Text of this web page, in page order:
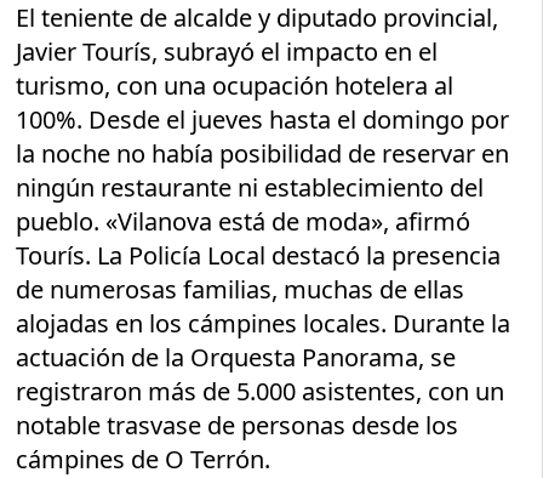
El teniente de alcalde y diputado provincial,
Javier Tourís, subrayó el impacto en el
turismo, con una ocupación hotelera al
100%. Desde el jueves hasta el domingo por
la noche no había posibilidad de reservar en
ningún restaurante ni establecimiento del
pueblo. «Vilanova está de moda», afirmó
Tourís. La Policía Local destacó la presencia
de numerosas familias, muchas de ellas
alojadas en los cámpines locales. Durante la
actuación de la Orquesta Panorama, se
registraron más de 5.000 asistentes, con un
notable trasvase de personas desde los
cámpines de O Terrón.